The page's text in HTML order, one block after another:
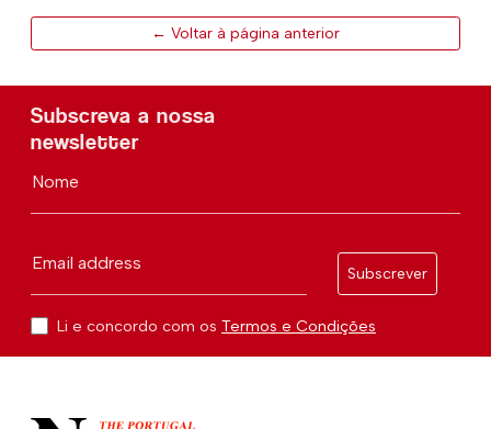
← Voltar à página anterior
Subscreva a nossa
newsletter
Nome
Email address
Subscrever
Li e concordo com os Termos e Condições